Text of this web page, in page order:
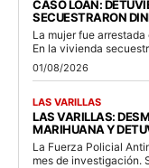
CASO LOAN:
SECUESTRARON
La mujer fue
En la vivienda
01/08/2026
LAS VARILLAS
LAS VARILLAS:
MARIHUANA Y
La Fuerza Policial
mes de investigación.